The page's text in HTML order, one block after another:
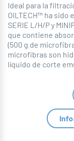
Ideal para la
OILTECH™ ha
SERIE L/H/P y
que contiene
(500 g de
microfibras son
líquido de corte